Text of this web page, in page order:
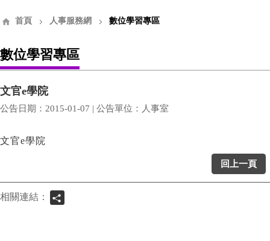
首頁 人事服務網 數位學習專區
數位學習專區
文官e學院
公告日期：2015-01-07 | 公告單位：人事室
文官e學院
回上一頁
相關連結：